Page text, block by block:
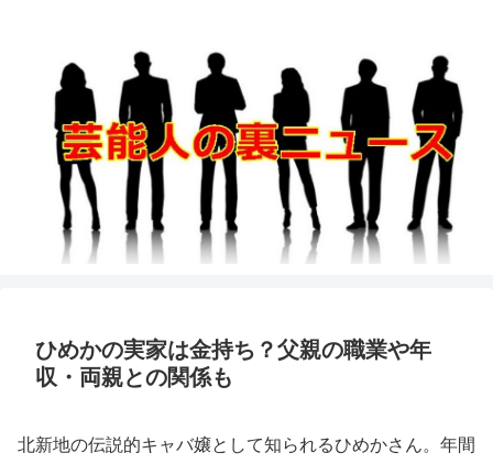
ひめかの実家は金持ち？父親の職業や年
収・両親との関係も
北新地の伝説的キャバ嬢として知られるひめかさん。年間